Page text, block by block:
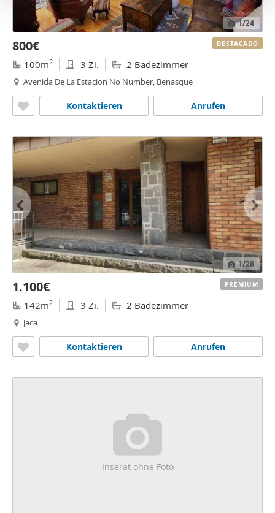
1/24
800€
100m2 3 Zi. 2 Badezimmer
Avenida De La Estacion No Number, Benasque
Anrufen
Kontaktieren
DESTACADO
1/28
1.100€
142m2 3 Zi. 2 Badezimmer
Jaca
Anrufen
Kontaktieren
PREMIUM
Inserat ohne Foto